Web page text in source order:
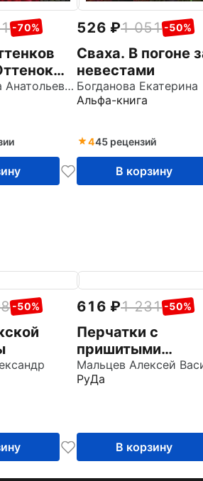
-70%
Сухова Елена Анатольевна
526 1 051 -50%
Сваха. В погоне
невестами
Богданова Екатерина
Альфа-книга
445 рецензий
В корзину
-50% 616 1 231 -50%
Перчатки с
пришитыми
пальцами
РуДа
В корзину